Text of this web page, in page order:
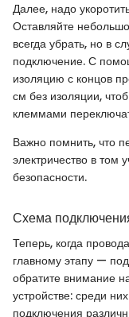
Далее, надо
Оставляйте
всегда убрать, но в
подключение. С
изоляцию с концов
см без изоляции,
клеммами
Важно помнить, что
электричество в том
безопасности.
Схема
Теперь, когда
главному этапу —
обратите внимание
устройстве: среди
подключения